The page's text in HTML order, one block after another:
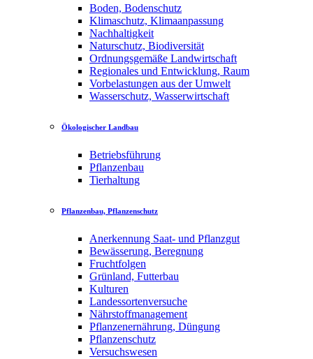
Boden, Bodenschutz
Klimaschutz, Klimaanpassung
Nachhaltigkeit
Naturschutz, Biodiversität
Ordnungsgemäße Landwirtschaft
Regionales und Entwicklung, Raum
Vorbelastungen aus der Umwelt
Wasserschutz, Wasserwirtschaft
Ökologischer Landbau
Betriebsführung
Pflanzenbau
Tierhaltung
Pflanzenbau, Pflanzenschutz
Anerkennung Saat- und Pflanzgut
Bewässerung, Beregnung
Fruchtfolgen
Grünland, Futterbau
Kulturen
Landessortenversuche
Nährstoffmanagement
Pflanzenernährung, Düngung
Pflanzenschutz
Versuchswesen